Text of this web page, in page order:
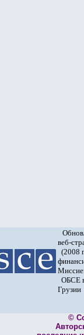
веб-
(2008
ОБСЕ
Грузии
©